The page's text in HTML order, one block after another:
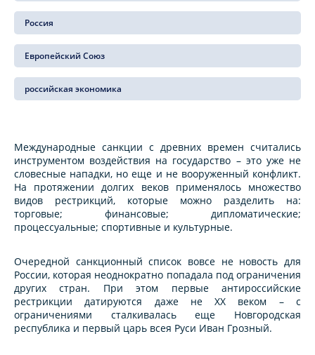
Россия
Европейский Союз
российская экономика
Международные санкции с древних времен считались
инструментом воздействия на государство – это уже не
словесные нападки, но еще и не вооруженный конфликт.
На протяжении долгих веков применялось множество
видов рестрикций, которые можно разделить на:
торговые; финансовые; дипломатические;
процессуальные; спортивные и культурные.
Очередной санкционный список вовсе не новость для
России, которая неоднократно попадала под ограничения
других стран. При этом первые антироссийские
рестрикции датируются даже не XX веком – с
ограничениями сталкивалась еще Новгородская
республика и первый царь всея Руси Иван Грозный.